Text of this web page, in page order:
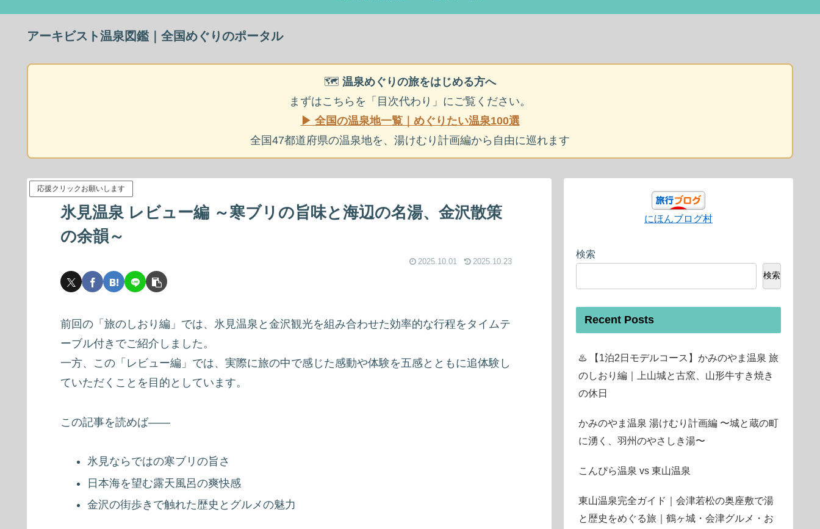
アーキビスト温泉図鑑｜全国めぐりのポータル
🗺️ 温泉めぐりの旅をはじめる方へ
まずはこちらを「目次代わり」にご覧ください。
▶ 全国の温泉地一覧｜めぐりたい温泉100選
全国47都道府県の温泉地を、湯けむり計画編から自由に巡れます
応援クリックお願いします
氷見温泉 レビュー編 ～寒ブリの旨味と海辺の名湯、金沢散策
の余韻～
2025.10.01 2025.10.23
前回の「旅のしおり編」では、氷見温泉と金沢観光を組み合わせた効率的な行程をタイムテ
ーブル付きでご紹介しました。
一方、この「レビュー編」では、実際に旅の中で感じた感動や体験を五感とともに追体験し
ていただくことを目的としています。
この記事を読めば――
氷見ならではの寒ブリの旨さ
日本海を望む露天風呂の爽快感
金沢の街歩きで触れた歴史とグルメの魅力
にほんブログ村
検索
検索
Recent Posts
♨️ 【1泊2日モデルコース】かみのやま温泉 旅
のしおり編｜上山城と古窯、山形牛すき焼き
の休日
かみのやま温泉 湯けむり計画編 〜城と蔵の町
に湧く、羽州のやさしき湯〜
こんぴら温泉 vs 東山温泉
東山温泉完全ガイド｜会津若松の奥座敷で湯
と歴史をめぐる旅｜鶴ヶ城・会津グルメ・お